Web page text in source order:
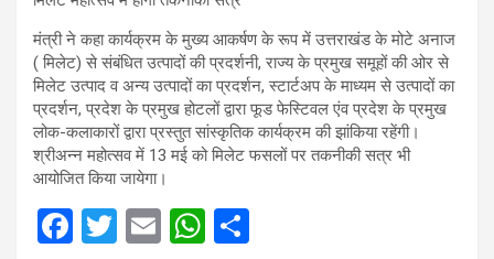
मंत्री ने कहा कार्यक्रम के मुख्य आकर्षण के रूप में उत्तराखंड के मोटे अनाज
( मिलेट) से संबंधित उत्पादों की प्रदर्शनी, राज्य के प्रमुख समूहों की ओर से
मिलेट उत्पाद व अन्य उत्पादों का प्रदर्शन, स्टार्टअप के माध्यम से उत्पादों का
प्रदर्शन, प्रदेश के प्रमुख होटलों द्वारा फूड फेस्टिवल एंव प्रदेश के प्रमुख
लोक-कलाकारों द्वारा प्रस्तुत सांस्कृतिक कार्यक्रम की झांकिया रहेंगी।
श्रीअन्न महोत्सव में 13 मई को मिलेट फसलों पर तकनीकी सत्र भी
आयोजित किया जायेगा।
F
T
E
W